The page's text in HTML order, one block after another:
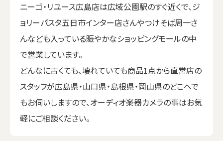
ニーゴ・リユース広島店は広域公園駅のすぐ近くで、ジ
ョリーパスタ五日市インター店さんやつけそば周一さ
んなども入っている賑やかなショッピングモールの中
で営業しています。
どんなに古くても、壊れていても商品1点から直営店の
スタッフが広島県・山口県・島根県・岡山県のどこへで
もお伺いしますので、オーディオ楽器カメラの事はお気
軽にご相談ください。